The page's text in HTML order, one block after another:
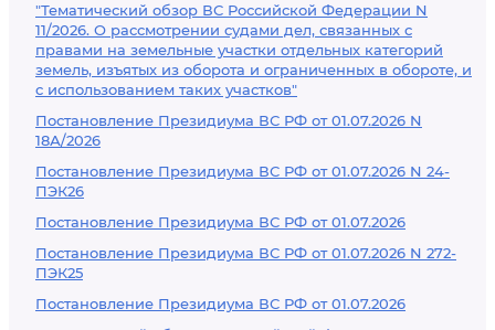
"Тематический обзор ВС Российской Федерации N
11/2026. О рассмотрении судами дел, связанных с
правами на земельные участки отдельных категорий
земель, изъятых из оборота и ограниченных в обороте, и
с использованием таких участков"
Постановление Президиума ВС РФ от 01.07.2026 N
18А/2026
Постановление Президиума ВС РФ от 01.07.2026 N 24-
ПЭК26
Постановление Президиума ВС РФ от 01.07.2026
Постановление Президиума ВС РФ от 01.07.2026 N 272-
ПЭК25
Постановление Президиума ВС РФ от 01.07.2026